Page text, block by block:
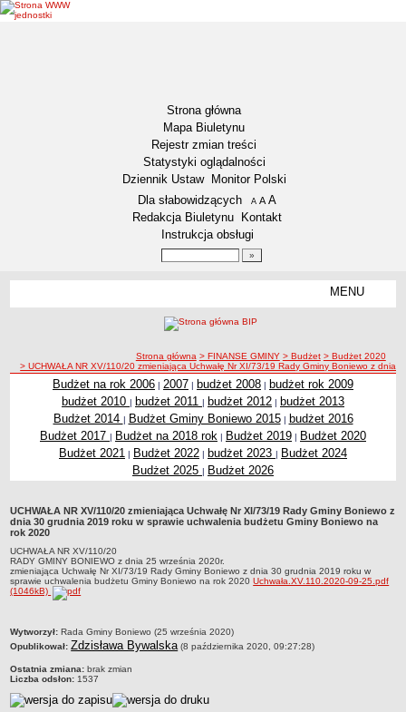
Strona główna
Mapa Biuletynu
Rejestr zmian treści
Statystyki oglądalności
Dziennik Ustaw
Monitor Polski
Menu dodatkowe
Dla słabowidzących A pomniejsz czcionkę
A standardowy rozmiar czcionki
A
Redakcja Biuletynu
Kontakt
Instrukcja obsługi
MENU
Zadania publiczne
Związki i stowarzyszenia
Zabytki Gminy
Plan Zagospodarowania Przestrzennego
Plan ogólny Gminy Boniewo
terenów Gminy Boniewo
System Informacji Przestrzennej e-mapa
petycje
ponowne wykorzystywanie
Punkt potwierdzania profilu zaufanego
Porozumienia
Infromacje w zakresie preferencyjnego paliwa stałego
ocena jakości wody
ścieżka nawigacji
Strona główna > FINANSE GMINY > Budżet > Budżet 2020
> UCHWAŁA NR XV/110/20 zmieniająca Uchwałę Nr XI/73/19 Rady Gminy Boniewo z
Budżet na rok 2006 | 2007 | budżet 2008 | budżet rok 2009
budżet 2010 | budżet 2011 | budżet 2012 | budżet 2013
Budżet 2014 | Budżet Gminy Boniewo 2015| budżet 2016
Budżet 2017 | Budżet na 2018 rok | Budżet 2019 | Budżet 2020
Budżet 2021 | Budżet 2022 | budżet 2023 | Budżet 2024
Budżet 2025 | Budżet 2026
UCHWAŁA NR XV/110/20 zmieniająca Uchwałę Nr XI/73/19 Rady Gminy Boniewo z
dnia 30 grudnia 2019 roku w sprawie uchwalenia budżetu Gminy Boniewo na
rok 2020
UCHWAŁA NR XV/110/20
RADY GMINY BONIEWO z dnia 25 września 2020r.
zmieniająca Uchwałę Nr XI/73/19 Rady Gminy Boniewo z dnia 30 grudnia 2019 roku w
sprawie uchwalenia budżetu Gminy Boniewo na rok 2020Uchwała.XV.110.2020-09-25.pdf
(1046kB)
metryczka
Wytworzył: Rada Gminy Boniewo (25 września 2020)
Opublikował: Zdzisława Bywalska(8 października 2020, 09:27:28)
Ostatnia zmiana: brak zmian
Liczba odsłon: 1537